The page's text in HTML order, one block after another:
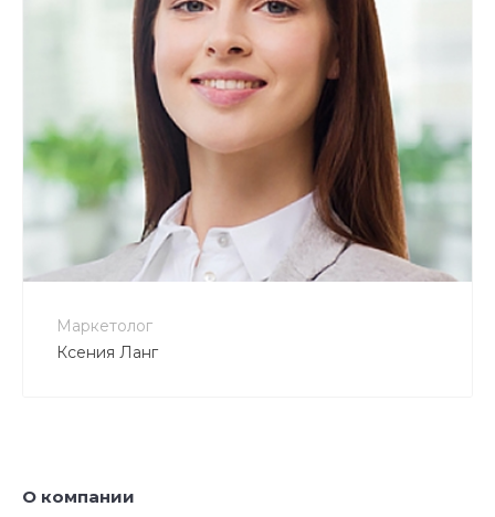
Маркетолог
Ксения Ланг
+7 800 900-80-90
no-reply@intecweb.ru
О компании